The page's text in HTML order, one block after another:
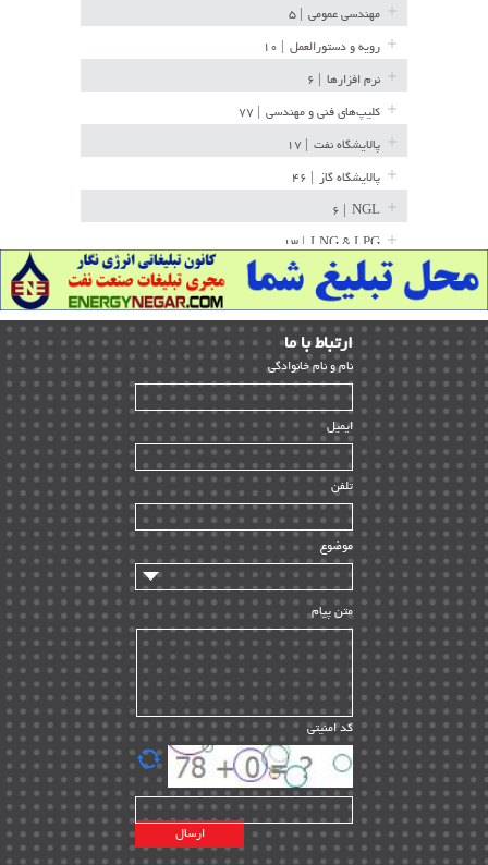
مهندسی عمومی
رویه و دستورالعمل
نرم افزارها
کلیپ‌های فنی و مهندسی
پالایشگاه نفت
پالایشگاه گاز
NGL
LNG & LPG | ۱۳
خط لوله | ۳۶
مخازن ذخیره | ۱۵
پتروشیمی | ۱۴
بازرسی و QC | ۱۵
HSE | ۳۹
ساخت و نصب | ۱۲
راه اندازی | ۹
سازندگان و تامین کنندگان | ۱۰
تامین مالی و سرمایه گذاری | ۳۲
ماشین آلات
مدیریت پروژه
مدیریت دانش
مدیریت سازمانی و عمومی | ۲
تأمین کالا | ۱۳
EPC | ۲۰
پیمانکاران بین المللی | ۸
اطلاعات انرژی کشورها | ۱۴
پروژه های خارجی | ۱۵
ارﺗﺒﺎط ﺑﺎ ما
ﻧﺎم و ﻧﺎم ﺧﺎﻧﻮادﮔﻰ
ایمیل
تلفن
موضوع
متن پیام
کد امنیتی